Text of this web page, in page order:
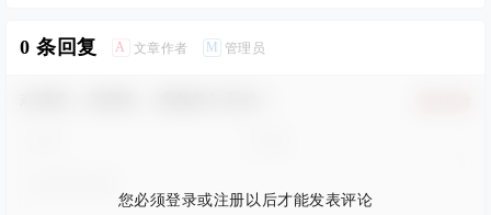
0 条回复 A 文章作者 M 管理员
您必须登录或注册以后才能发表评论